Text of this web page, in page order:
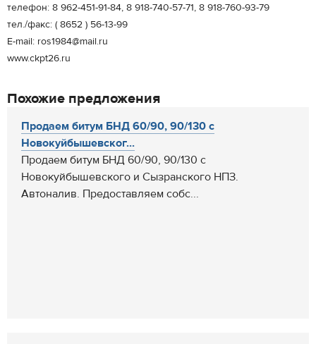
телефон: 8 962-451-91-84, 8 918-740-57-71, 8 918-760-93-79
тел./факс: ( 8652 ) 56-13-99
Е-mail: ros1984@mail.ru
www.ckpt26.ru
Похожие предложения
Продаем битум БНД 60/90, 90/130 с
Новокуйбышевског...
Продаем битум БНД 60/90, 90/130 с
Новокуйбышевского и Сызранского НПЗ.
Автоналив. Предоставляем собс...